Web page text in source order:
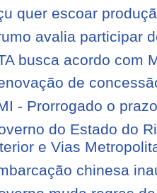
quer escoar
avalia participar
busca acordo com
de
- Prorrogado o
do Estado do
e Vias
chinesa